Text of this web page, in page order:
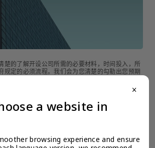
楚的了解开设公司所需的必要材料，时间投入，所
规定的必须流程。我们会为您清楚的勾勒出您预期
close
a website in
browsing experience and ensure